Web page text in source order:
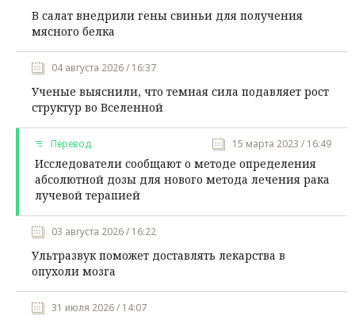
В салат внедрили гены свиньи для получения
мясного белка
04 августа 2026 / 16:37
Ученые выяснили, что темная сила подавляет рост
структур во Вселенной
Перевод 15 марта 2023 / 16:49
Исследователи сообщают о методе определения
абсолютной дозы для нового метода лечения рака
лучевой терапией
03 августа 2026 / 16:22
Ультразвук поможет доставлять лекарства в
опухоли мозга
31 июля 2026 / 14:07